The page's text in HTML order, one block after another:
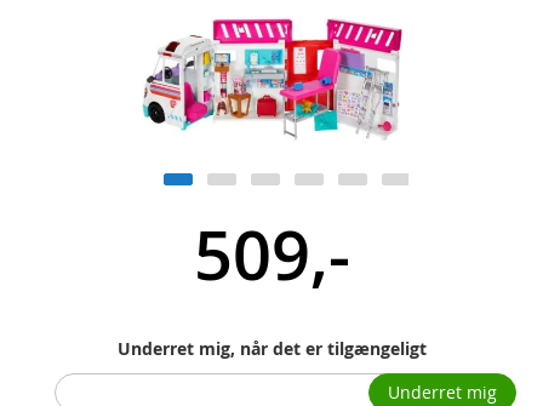
509,-
Underret mig, når det er tilgængeligt
Underret mig